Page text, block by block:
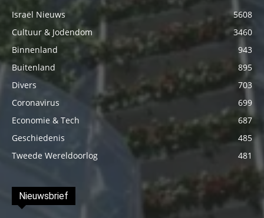
Israël Nieuws
5608
Cultuur & Jodendom
3460
Binnenland
943
Buitenland
895
Divers
703
Coronavirus
699
Economie & Tech
687
Geschiedenis
485
Tweede Wereldoorlog
481
Nieuwsbrief